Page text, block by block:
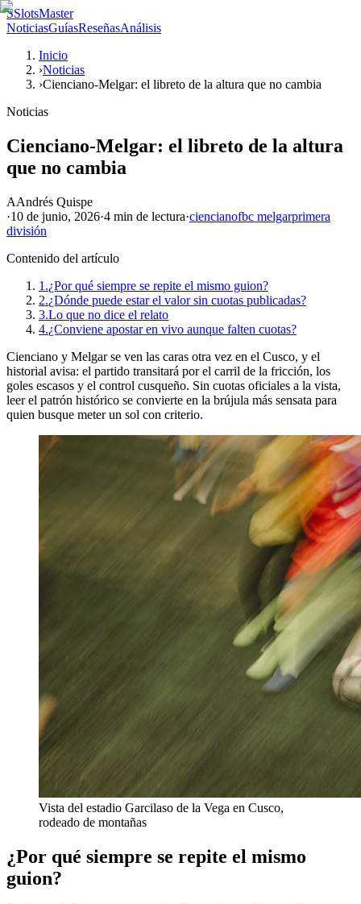
SSlotsMaster
NoticiasGuíasReseñasAnálisis
Inicio
›Noticias
›Cienciano-Melgar: el libreto de la altura que no cambia
Noticias
Cienciano-Melgar: el libreto de la altura
que no cambia
AAndrés Quispe
·10 de junio, 2026·4 min de lectura·ciencianofbc melgarprimera
división
Contenido del artículo
1.¿Por qué siempre se repite el mismo guion?
2.¿Dónde puede estar el valor sin cuotas publicadas?
3.Lo que no dice el relato
4.¿Conviene apostar en vivo aunque falten cuotas?
Cienciano y Melgar se ven las caras otra vez en el Cusco, y el
historial avisa: el partido transitará por el carril de la fricción, los
goles escasos y el control cusqueño. Sin cuotas oficiales a la vista,
leer el patrón histórico se convierte en la brújula más sensata para
quien busque meter un sol con criterio.
Vista del estadio Garcilaso de la Vega en Cusco,
rodeado de montañas
¿Por qué siempre se repite el mismo
guion?